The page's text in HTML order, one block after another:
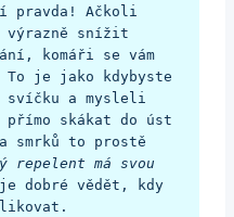
pravda! Ačkoli
výrazně snížit
komáři se vám
je jako kdybyste
a mysleli
přímo skákat do úst
smrků to prostě
repelent má svou
dobré vědět, kdy